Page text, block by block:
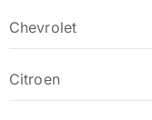
Chevrolet
Citroen